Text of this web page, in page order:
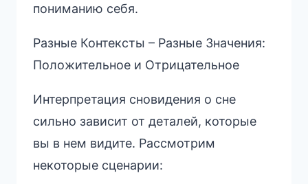
пониманию себя.
Разные Контексты – Разные Значения:
Положительное и Отрицательное
Интерпретация сновидения о сне
сильно зависит от деталей, которые
вы в нем видите. Рассмотрим
некоторые сценарии: